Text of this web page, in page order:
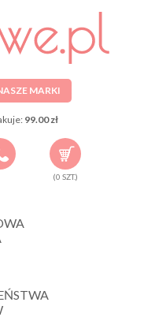
MARKI
99.00 zł
(0 SZT.)